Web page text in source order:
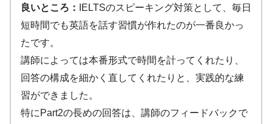
良いところ：
IELTSのスピーキング対策として、毎日
短時間でも英語を話す習慣が作れたのが一番良かっ
たです。
講師によっては本番形式で時間を計ってくれたり、
回答の構成を細かく直してくれたりと、実践的な練
習ができました。
特にPart2の長めの回答は、講師のフィードバックで